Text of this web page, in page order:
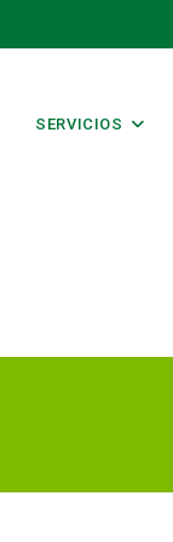
SERVICIOS